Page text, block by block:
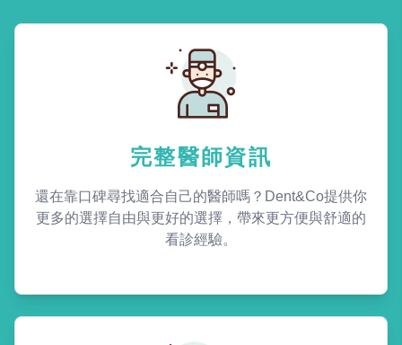
完整醫師資訊
還在靠口碑尋找適合自己的醫師嗎？Dent&Co提供你
更多的選擇自由與更好的選擇，帶來更方便與舒適的
看診經驗。